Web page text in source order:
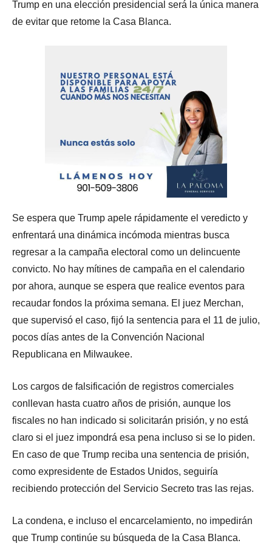
Trump en una elección presidencial será la única manera
de evitar que retome la Casa Blanca.
Se espera que Trump apele rápidamente el veredicto y
enfrentará una dinámica incómoda mientras busca
regresar a la campaña electoral como un delincuente
convicto. No hay mítines de campaña en el calendario
por ahora, aunque se espera que realice eventos para
recaudar fondos la próxima semana. El juez Merchan,
que supervisó el caso, fijó la sentencia para el 11 de julio,
pocos días antes de la Convención Nacional
Republicana en Milwaukee.
Los cargos de falsificación de registros comerciales
conllevan hasta cuatro años de prisión, aunque los
fiscales no han indicado si solicitarán prisión, y no está
claro si el juez impondrá esa pena incluso si se lo piden.
En caso de que Trump reciba una sentencia de prisión,
como expresidente de Estados Unidos, seguiría
recibiendo protección del Servicio Secreto tras las rejas.
La condena, e incluso el encarcelamiento, no impedirán
que Trump continúe su búsqueda de la Casa Blanca.